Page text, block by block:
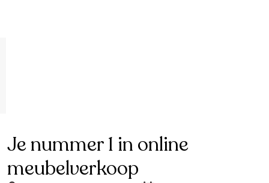
Je nummer 1 in online
meubelverkoop